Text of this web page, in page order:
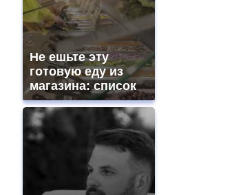
Не ешьте эту
готовую еду из
магазина: список